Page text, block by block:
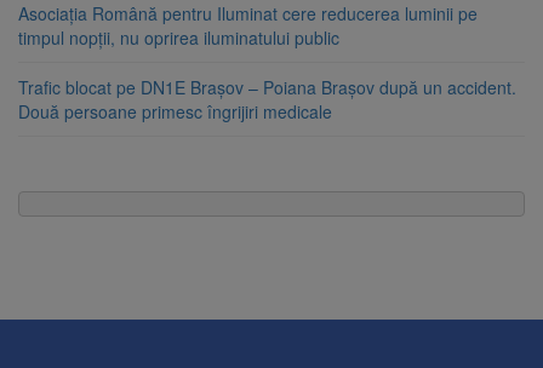
Asociația Română pentru Iluminat cere reducerea luminii pe
timpul nopții, nu oprirea iluminatului public
Trafic blocat pe DN1E Brașov – Poiana Brașov după un accident.
Două persoane primesc îngrijiri medicale